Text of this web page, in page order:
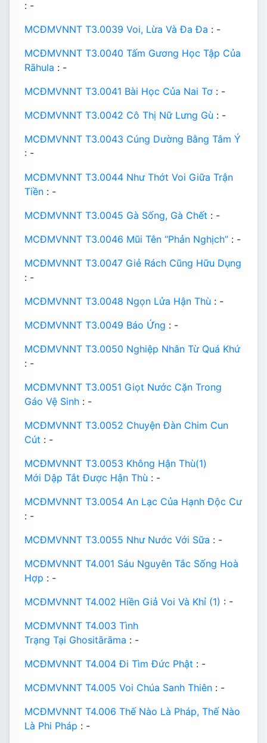
: -
MCĐMVNNT T3.0039 Voi, Lừa Và Đa Đa : -
MCĐMVNNT T3.0040 Tấm Gương Học Tập Của
Rāhula : -
MCĐMVNNT T3.0041 Bài Học Của Nai Tơ : -
MCĐMVNNT T3.0042 Cô Thị Nữ Lưng Gù : -
MCĐMVNNT T3.0043 Cúng Dường Bằng Tâm Ý
: -
MCĐMVNNT T3.0044 Như Thớt Voi Giữa Trận
Tiền : -
MCĐMVNNT T3.0045 Gà Sống, Gà Chết : -
MCĐMVNNT T3.0046 Mũi Tên “Phản Nghịch” : -
MCĐMVNNT T3.0047 Giẻ Rách Cũng Hữu Dụng
: -
MCĐMVNNT T3.0048 Ngọn Lửa Hận Thù : -
MCĐMVNNT T3.0049 Báo Ứng : -
MCĐMVNNT T3.0050 Nghiệp Nhân Từ Quá Khứ
: -
MCĐMVNNT T3.0051 Giọt Nước Cặn Trong
Gáo Vệ Sinh : -
MCĐMVNNT T3.0052 Chuyện Đàn Chim Cun
Cút : -
MCĐMVNNT T3.0053 Không Hận Thù(1)
Mới Dập Tắt Được Hận Thù : -
MCĐMVNNT T3.0054 An Lạc Của Hạnh Độc Cư
: -
MCĐMVNNT T3.0055 Như Nước Với Sữa : -
MCĐMVNNT T4.001 Sáu Nguyên Tắc Sống Hoà
Hợp : -
MCĐMVNNT T4.002 Hiền Giả Voi Và Khỉ (1) : -
MCĐMVNNT T4.003 Tình
Trạng Tại Ghositārāma : -
MCĐMVNNT T4.004 Đi Tìm Đức Phật : -
MCĐMVNNT T4.005 Voi Chúa Sanh Thiên : -
MCĐMVNNT T4.006 Thế Nào Là Pháp, Thế Nào
Là Phi Pháp : -